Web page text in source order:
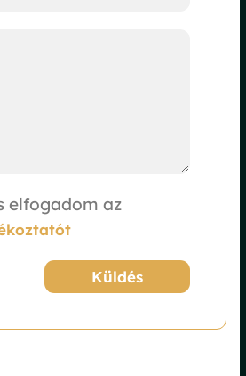
elfogadom az
Küldés